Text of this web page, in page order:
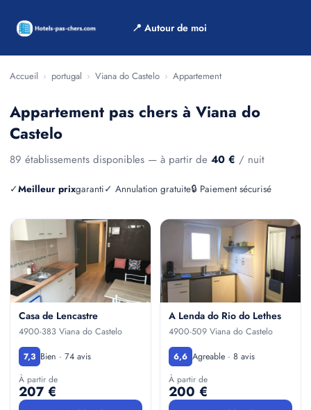
📍 Autour de moi
Accueil › portugal › Viana do Castelo › Appartement
Appartement pas chers à Viana do
Castelo
89 établissements disponibles — à partir de 40 € / nuit
✓Meilleur prixgaranti✓ Annulation gratuite🔒 Paiement sécurisé
Casa de Lencastre
4900-383 Viana do Castelo
7,3 Bien · 74 avis
À partir de
207 €
A Lenda do Rio do Lethes
4900-509 Viana do Castelo
6,6 Agreable · 8 avis
À partir de
200 €